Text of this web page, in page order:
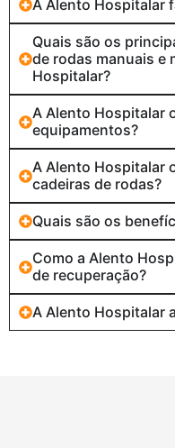
A Alento Hospitalar
Quais são os
de rodas manuais e
Hospitalar?
A Alento Hospitalar
equipamentos?
A Alento Hospitalar
cadeiras de rodas?
Quais são os
Como a Alento
de recuperação?
A Alento Hospitalar